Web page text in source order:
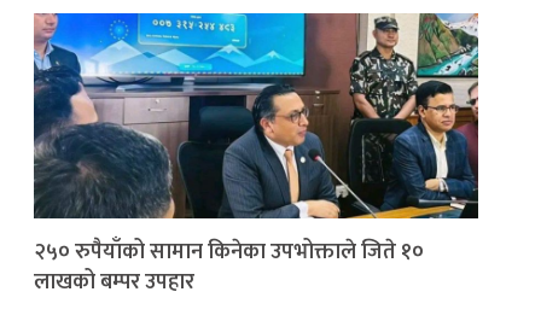
२५० रुपैयाँको सामान किनेका उपभोक्ताले जिते १०
लाखको बम्पर उपहार